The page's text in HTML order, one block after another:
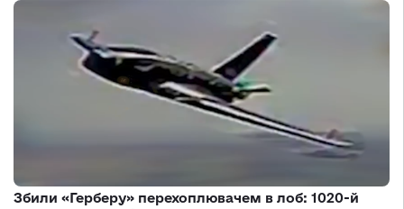
Збили «Герберу» перехоплювачем в лоб: 1020-й